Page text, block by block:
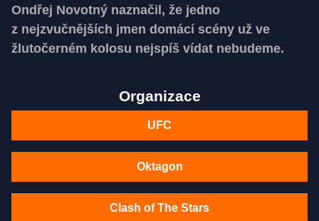
Ondřej Novotný naznačil, že jedno
z nejzvučnějších jmen domácí scény už ve
žlutočerném kolosu nejspíš vídat nebudeme.
Organizace
UFC
Oktagon
Clash of The Stars